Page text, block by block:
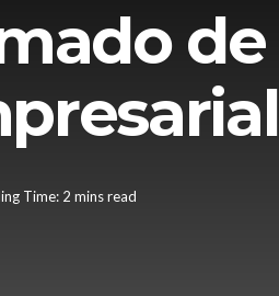
de
Time: 2 mins read